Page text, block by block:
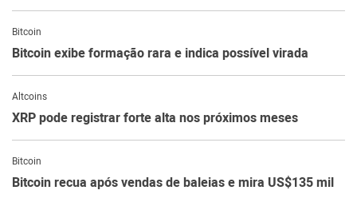
Bitcoin
Bitcoin exibe formação rara e indica possível virada
Altcoins
XRP pode registrar forte alta nos próximos meses
Bitcoin
Bitcoin recua após vendas de baleias e mira US$135 mil